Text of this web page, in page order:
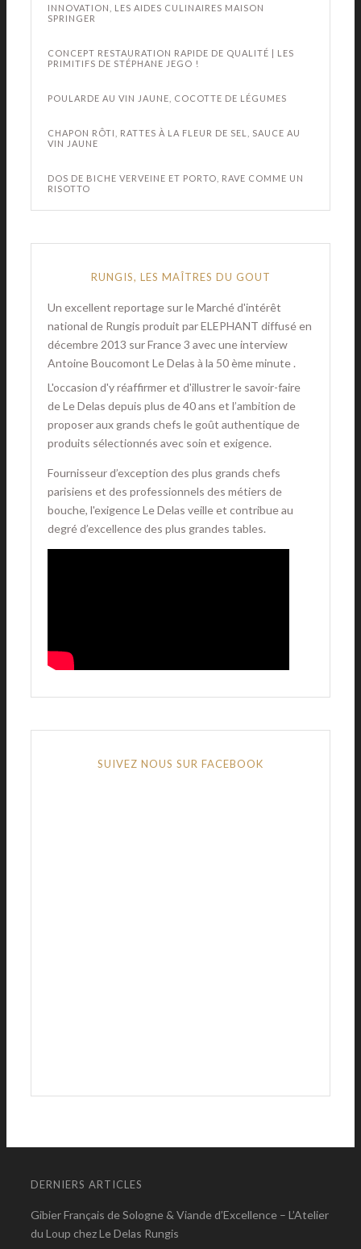
INNOVATION, LES AIDES CULINAIRES MAISON
SPRINGER
CONCEPT RESTAURATION RAPIDE DE QUALITÉ | LES
PRIMITIFS DE STÉPHANE JEGO !
POULARDE AU VIN JAUNE, COCOTTE DE LÉGUMES
CHAPON RÔTI, RATTES À LA FLEUR DE SEL, SAUCE AU
VIN JAUNE
DOS DE BICHE VERVEINE ET PORTO, RAVE COMME UN
RISOTTO
RUNGIS, LES MAÎTRES DU GOUT
Un excellent reportage sur le Marché d'intérêt
national de Rungis produit par ELEPHANT diffusé en
décembre 2013 sur France 3 avec une interview
Antoine Boucomont Le Delas à la 50 ème minute .
L'occasion d'y réaffirmer et d'illustrer le savoir-faire
de Le Delas depuis plus de 40 ans et l’ambition de
proposer aux grands chefs le goût authentique de
produits sélectionnés avec soin et exigence.
Fournisseur d’exception des plus grands chefs
parisiens et des professionnels des métiers de
bouche, l'exigence Le Delas veille et contribue au
degré d’excellence des plus grandes tables.
SUIVEZ NOUS SUR FACEBOOK
DERNIERS ARTICLES
Gibier Français de Sologne & Viande d’Excellence – L’Atelier
du Loup chez Le Delas Rungis